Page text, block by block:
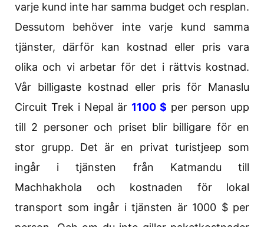
varje kund inte har samma budget och resplan.
Dessutom behöver inte varje kund samma
tjänster, därför kan kostnad eller pris vara
olika och vi arbetar för det i rättvis kostnad.
Vår billigaste kostnad eller pris för Manaslu
Circuit Trek i Nepal är 1100 $ per person upp
till 2 personer och priset blir billigare för en
stor grupp. Det är en privat turistjeep som
ingår i tjänsten från Katmandu till
Machhakhola och kostnaden för lokal
transport som ingår i tjänsten är 1000 $ per